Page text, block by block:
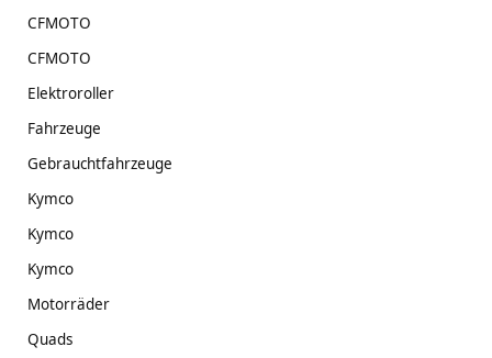
CFMOTO
CFMOTO
Elektroroller
Fahrzeuge
Gebrauchtfahrzeuge
Kymco
Kymco
Kymco
Motorräder
Quads